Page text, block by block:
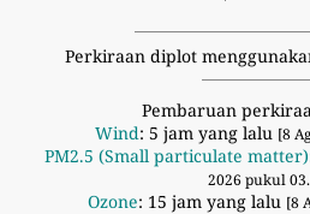
Perkiraan diplot
Pembaruan
Wind: 5 jam yang lalu [8
PM2.5 (Small particulate matter)
2026 pukul
Ozone: 15 jam yang lalu [8